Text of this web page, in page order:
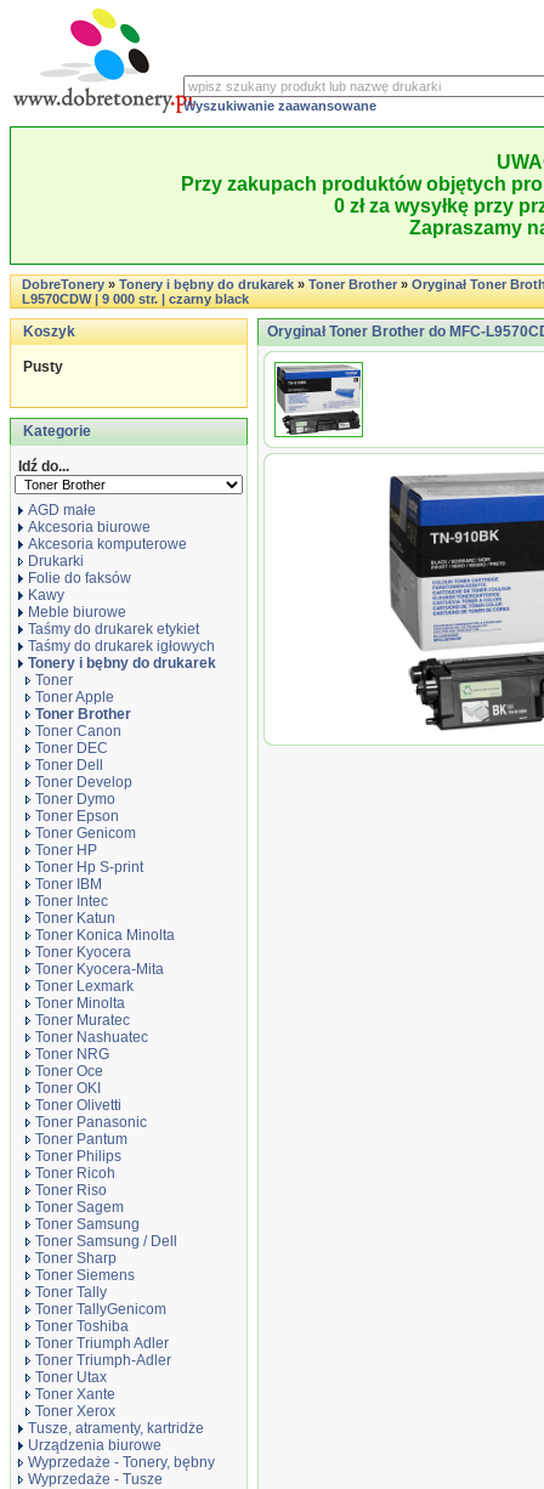
Wyszukiwanie zaawansowane
Przy zakupach produktów objętych
0 zł za wysyłkę przy
Zapraszamy
DobreTonery»Tonery i bębny do drukarek»Toner Brother»Oryginał Toner
L9570CDW | 9 000 str. | czarny black
Koszyk
Pusty
Kategorie
Idź do...
AGD małe
Akcesoria biurowe
Akcesoria komputerowe
Drukarki
Folie do faksów
Kawy
Meble biurowe
Taśmy do drukarek etykiet
Taśmy do drukarek igłowych
Tonery i bębny do drukarek
Toner
Toner Apple
Toner Brother
Toner Canon
Toner DEC
Toner Dell
Toner Develop
Toner Dymo
Toner Epson
Toner Genicom
Toner HP
Toner Hp S-print
Toner IBM
Toner Intec
Toner Katun
Toner Konica Minolta
Toner Kyocera
Toner Kyocera-Mita
Toner Lexmark
Toner Minolta
Toner Muratec
Toner Nashuatec
Toner NRG
Toner Oce
Toner OKI
Toner Olivetti
Toner Panasonic
Toner Pantum
Toner Philips
Toner Ricoh
Toner Riso
Toner Sagem
Toner Samsung
Toner Samsung / Dell
Toner Sharp
Toner Siemens
Toner Tally
Toner TallyGenicom
Toner Toshiba
Toner Triumph Adler
Toner Triumph-Adler
Toner Utax
Toner Xante
Toner Xerox
Tusze, atramenty, kartridże
Urządzenia biurowe
Wyprzedaże - Tonery, bębny
Wyprzedaże - Tusze
Oryginał Toner Brother do MFC-
Oryginał Toner